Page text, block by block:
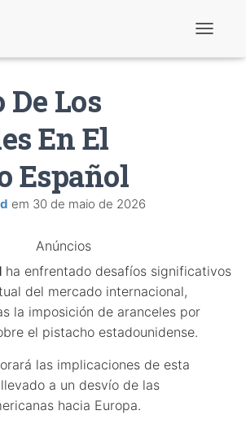
Los
En El
Español
em 30 de maio de 2026
Anúncios
ha enfrentado desafíos significativos
del mercado internacional,
la imposición de aranceles por
el pistacho estadounidense.
las implicaciones de esta
a un desvío de las
hacia Europa.